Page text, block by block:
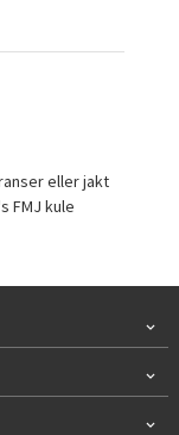
eller jakt
FMJ kule